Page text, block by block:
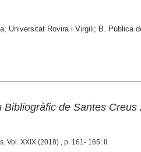
Universitat Rovira i Virgili; B. Pública
de Santes Creus
Vol. XXIX (2018) , p. 161- 165: il.